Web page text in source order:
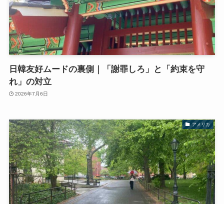
日韓友好ムードの裏側｜「謝罪しろ」と「約束を守
れ」の対立
2026年7月6日
アメリカ